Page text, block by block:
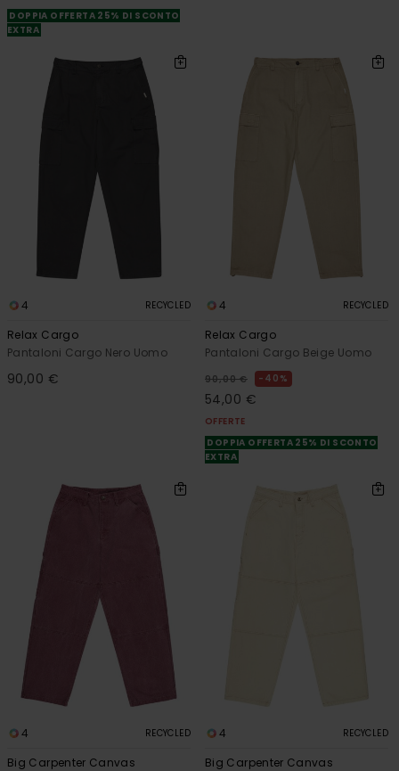
DOPPIA OFFERTA 25% DI SCONTO
EXTRA
4 RECYCLED
Relax Cargo
Pantaloni Cargo Nero Uomo
90,00 €
4 RECYCLED
Relax Cargo
Pantaloni Cargo Beige Uomo
90,00 € 40%
54,00 €
OFFERTE
DOPPIA OFFERTA 25% DI SCONTO
EXTRA
4 RECYCLED
Big Carpenter Canvas
4 RECYCLED
Big Carpenter Canvas